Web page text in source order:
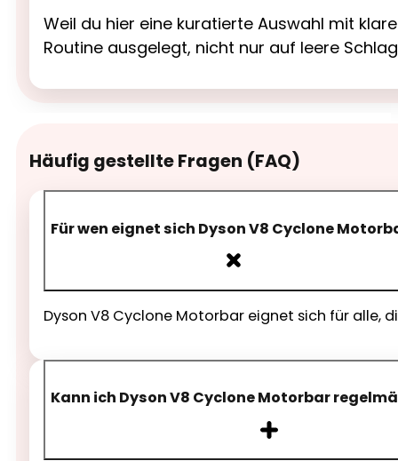
Weil du hier eine kuratierte Auswahl mit
Routine ausgelegt, nicht nur auf leere
Häufig gestellte Fragen (FAQ)
Für wen eignet sich Dyson V8 Cyclone
Dyson V8 Cyclone Motorbar eignet sich für alle,
Kann ich Dyson V8 Cyclone Motorbar